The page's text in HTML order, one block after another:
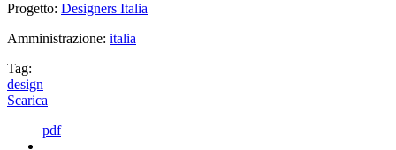
Progetto: Designers Italia
Amministrazione: italia
Tag:
design
Scarica
pdf